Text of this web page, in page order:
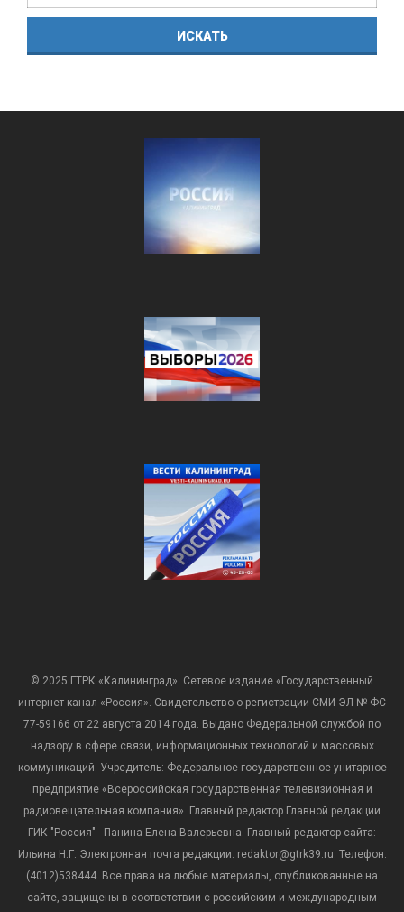
© 2025 ГТРК «Калининград». Сетевое издание «Государственный
интернет-канал «Россия». Свидетельство о регистрации СМИ ЭЛ № ФС
77-59166 от 22 августа 2014 года. Выдано Федеральной службой по
надзору в сфере связи, информационных технологий и массовых
коммуникаций. Учредитель: Федеральное государственное унитарное
предприятие «Всероссийская государственная телевизионная и
радиовещательная компания». Главный редактор Главной редакции
ГИК "Россия" - Панина Елена Валерьевна. Главный редактор сайта:
Ильина Н.Г. Электронная почта редакции: redaktor@gtrk39.ru. Телефон:
(4012)538444. Все права на любые материалы, опубликованные на
сайте, защищены в соответствии с российским и международным